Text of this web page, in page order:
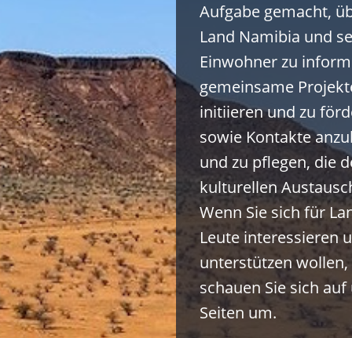
Aufgabe gemacht,
Land Namibia und
Einwohner zu
gemeinsame
initiieren und zu
sowie Kontakte
und zu pflegen, die
kulturellen
Wenn Sie sich für
Leute interessieren
unterstützen
schauen Sie sich
Seiten um.